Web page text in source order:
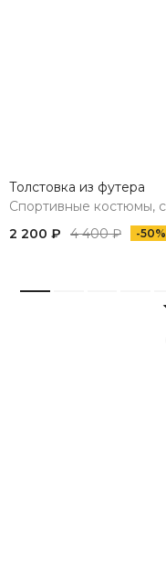
Толстовка из футера
2 200 ₽
4 400 ₽ -50%